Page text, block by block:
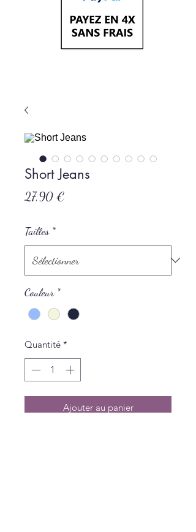
Short Jeans
27,90 €
Tailles *
Couleur *
Quantité *
Ajouter au panier